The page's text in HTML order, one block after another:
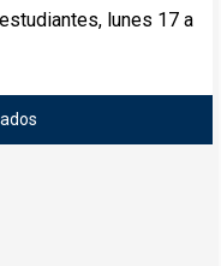
lunes 17 a